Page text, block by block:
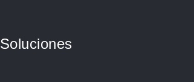
Soluciones